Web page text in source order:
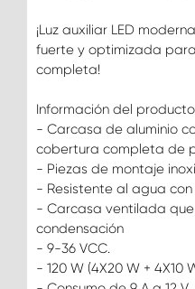
¡Luz auxiliar LED
fuerte y optimizada
completa!
Información del
- Carcasa de aluminio
cobertura completa de
- Piezas de montaje
- Resistente al agua con
- Carcasa ventilada
condensación
- 9-36 VCC.
- 120 W (4X20 W + 4X10